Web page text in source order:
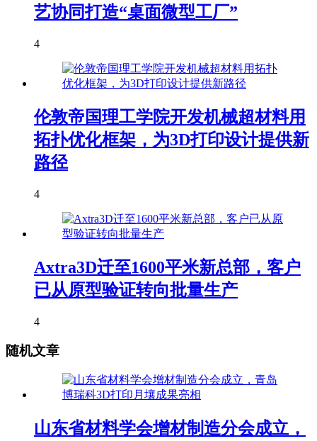
艺协同打造“桌面微型工厂”
4
伦敦帝国理工学院开发机械超材料用
拓扑优化框架，为3D打印设计提供新
路径
4
Axtra3D迁至1600平米新总部，客户
已从原型验证转向批量生产
4
随机文章
山东省材料学会增材制造分会成立，